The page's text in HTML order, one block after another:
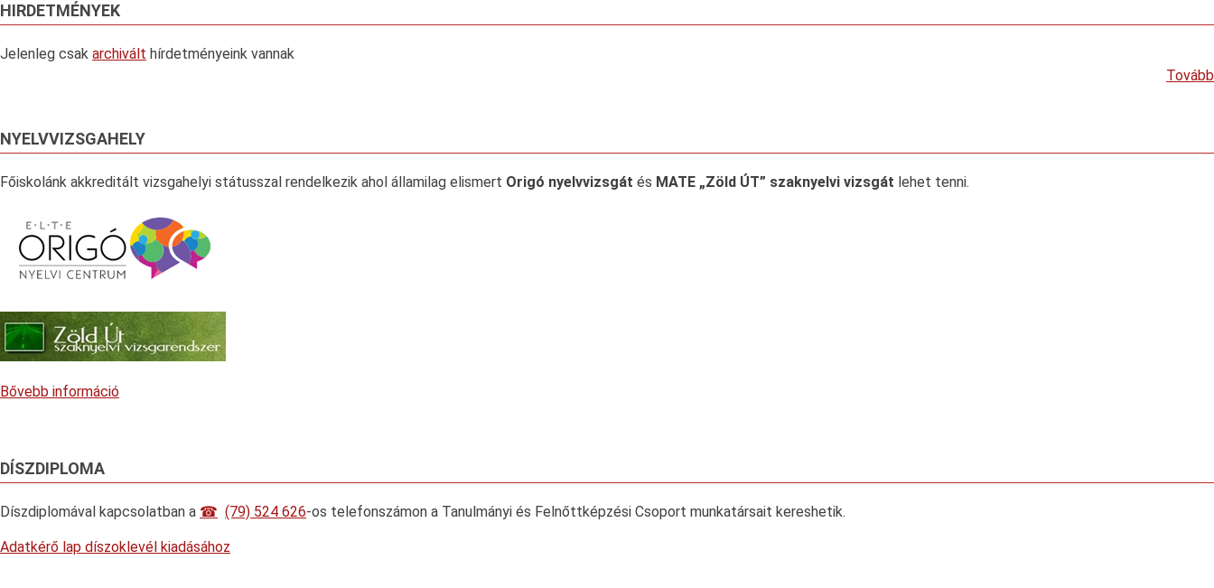
HIRDETMÉNYEK
Jelenleg csak archivált hírdetményeink vannak
Tovább
NYELVVIZSGAHELY
Főiskolánk akkreditált vizsgahelyi státusszal rendelkezik ahol államilag elismert Origó nyelvvizsgát és MATE „Zöld ÚT” szaknyelvi vizsgát lehet tenni.
Bővebb információ
DÍSZDIPLOMA
Díszdiplomával kapcsolatban a (79) 524 626-os telefonszámon a Tanulmányi és Felnőttképzési Csoport munkatársait kereshetik.
Adatkérő lap díszoklevél kiadásához